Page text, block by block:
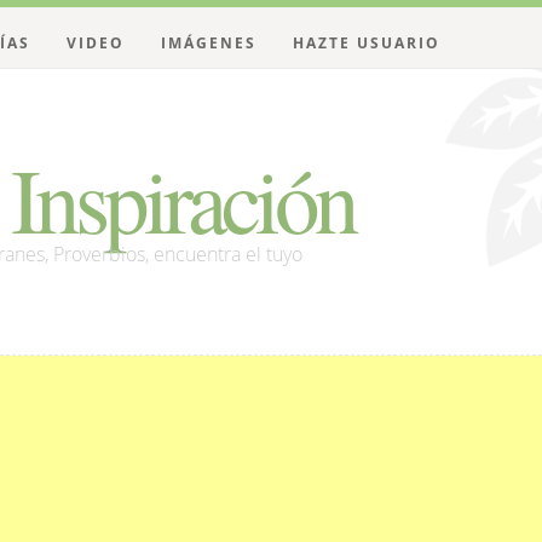
Proverbios, encuentra el tuyo
VIDEO IMÁGENES HAZTE USUARIO